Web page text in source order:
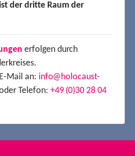
der dritte Raum der
erfolgen durch
Mail an: info@holocaust-
Telefon: +49 (0)30 28 04